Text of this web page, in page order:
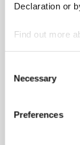
Declaration or
Find out more
We also share
Selection
Necessary
Preferences